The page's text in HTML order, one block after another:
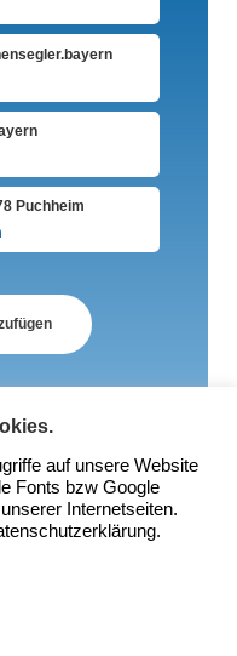
Puchheim
auf unsere Website
Fonts bzw Google
Internetseiten.